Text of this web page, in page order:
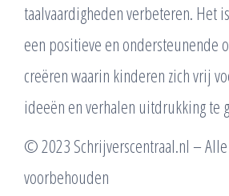
taalvaardigheden verbeteren. Het
een positieve en ondersteunende
creëren waarin kinderen zich vrij
ideeën en verhalen uitdrukking te
© 2023 Schrijverscentraal.nl –
voorbehouden